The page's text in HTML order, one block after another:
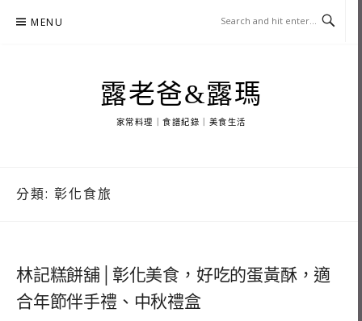
MENU
露老爸&露瑪
家常料理｜食譜紀錄｜美食生活
分類: 彰化食旅
林記糕餅舖│彰化美食，好吃的蛋黃酥，適
合年節伴手禮、中秋禮盒